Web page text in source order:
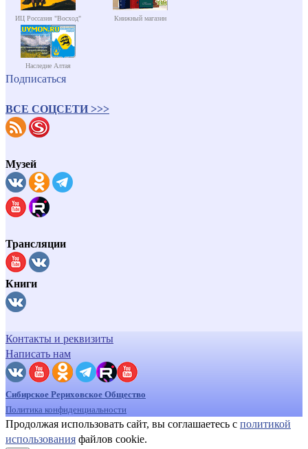
ИЦ Россазия "Восход" Книжный магазин
Наследие Алтая
Подписаться
ВСЕ СОЦСЕТИ >>>
Музей
Трансляции
Книги
Контакты и реквизиты
Написать нам
Сибирское Рериховское Общество
Политика конфиденциальности
Продолжая использовать сайт, вы соглашаетесь с политикой
использования файлов cookie.